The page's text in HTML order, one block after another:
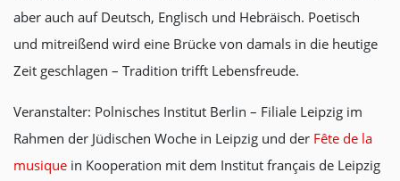
aber auch auf Deutsch, Englisch und Hebräisch. Poetisch
und mitreißend wird eine Brücke von damals in die heutige
Zeit geschlagen – Tradition trifft Lebensfreude.
Veranstalter: Polnisches Institut Berlin – Filiale Leipzig im
Rahmen der Jüdischen Woche in Leipzig und der Fête de la
musique in Kooperation mit dem Institut français de Leipzig